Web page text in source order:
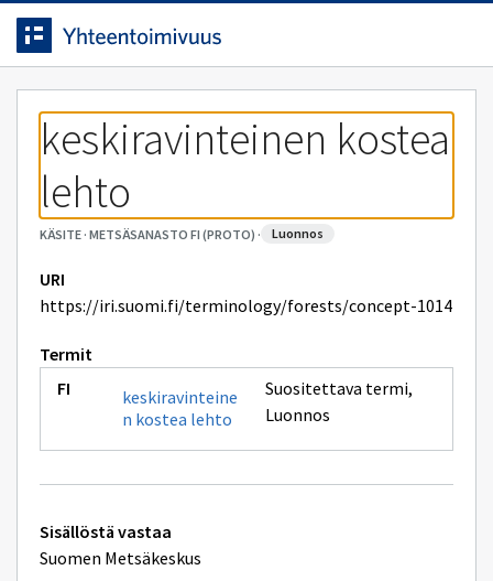
Siirrytty
sivulle
Siirry suoraan sisältöön.
keskiravinteinen kostea
lehto
KÄSITE· METSÄSANASTO FI (PROTO) · luonnos
URI
https://iri.suomi.fi/terminology/forests/concept-1014
Termit
keskiravinteine
n kostea lehto
Suositettava termi,
Luonnos
Tekniset
lisätiedot
Sisällöstä vastaa
Suomen Metsäkeskus